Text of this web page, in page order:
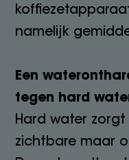
namelijk
Een
tegen hard
Hard water
zichtbare maar